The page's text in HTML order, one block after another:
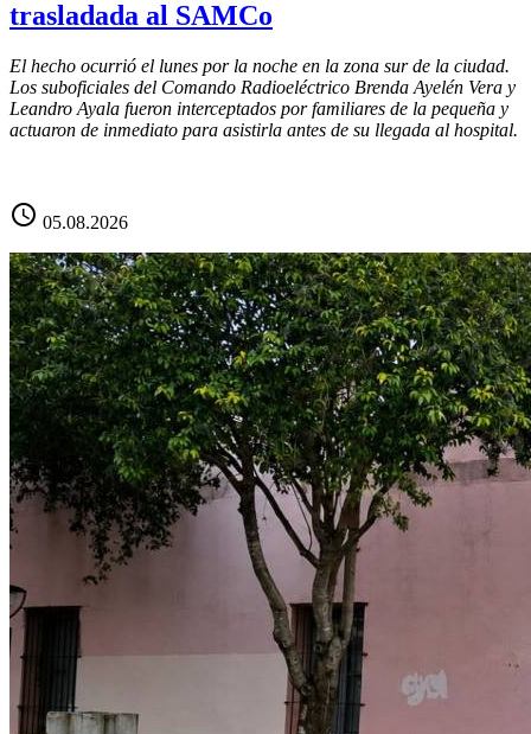
trasladada al SAMCo
El hecho ocurrió el lunes por la noche en la zona sur de la ciudad.
Los suboficiales del Comando Radioeléctrico Brenda Ayelén Vera y
Leandro Ayala fueron interceptados por familiares de la pequeña y
actuaron de inmediato para asistirla antes de su llegada al hospital.
schedule 05.08.2026